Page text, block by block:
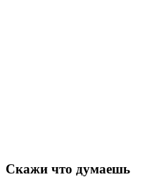
Скажи что думаешь